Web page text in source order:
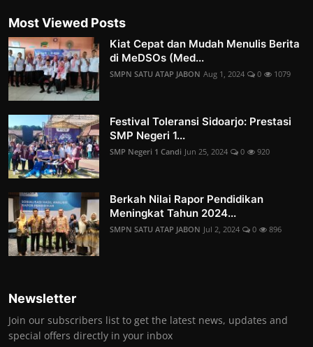
Most Viewed Posts
Kiat Cepat dan Mudah Menulis Berita
di MeDSOs (Med...
SMPN SATU ATAP JABON Aug 1, 2024 0 1079
Festival Toleransi Sidoarjo: Prestasi
SMP Negeri 1...
SMP Negeri 1 Candi Jun 25, 2024 0 920
Berkah Nilai Rapor Pendidikan
Meningkat Tahun 2024...
SMPN SATU ATAP JABON Jul 2, 2024 0 896
Newsletter
Join our subscribers list to get the latest news, updates and
special offers directly in your inbox